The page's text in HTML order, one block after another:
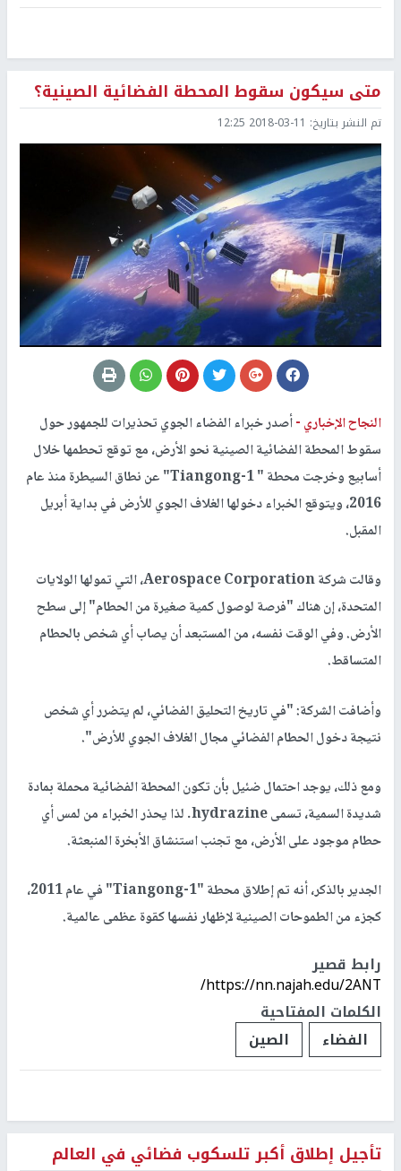
متى سيكون سقوط المحطة الفضائية الصينية؟
تم النشر بتاريخ: 2018-03-11 12:25
النجاح الإخباري -أصدر خبراء الفضاء الجوي تحذيرات للجمهور حول
سقوط المحطة الفضائية الصينية نحو الأرض، مع توقع تحطمها خلال
أسابيع وخرجت محطة " Tiangong-1" عن نطاق السيطرة منذ عام
2016، ويتوقع الخبراء دخولها الغلاف الجوي للأرض في بداية أبريل
المقبل.
وقالت شركة Aerospace Corporation، التي تمولها الولايات
المتحدة، إن هناك "فرصة لوصول كمية صغيرة من الحطام" إلى سطح
الأرض. وفي الوقت نفسه، من المستبعد أن يصاب أي شخص بالحطام
المتساقط.
وأضافت الشركة: "في تاريخ التحليق الفضائي، لم يتضرر أي شخص
نتيجة دخول الحطام الفضائي مجال الغلاف الجوي للأرض".
ومع ذلك، يوجد احتمال ضئيل بأن تكون المحطة الفضائية محملة بمادة
شديدة السمية، تسمى hydrazine. لذا يحذر الخبراء من لمس أي
حطام موجود على الأرض، مع تجنب استنشاق الأبخرة المنبعثة.
الجدير بالذكر، أنه تم إطلاق محطة "Tiangong-1" في عام 2011،
كجزء من الطموحات الصينية لإظهار نفسها كقوة عظمى عالمية.
رابط قصير
https://nn.najah.edu/2ANT/
الكلمات المفتاحية
الفضاء
الصين
تأجيل إطلاق أكبر تلسكوب فضائي في العالم